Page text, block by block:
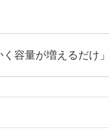
容量が増えるだけ